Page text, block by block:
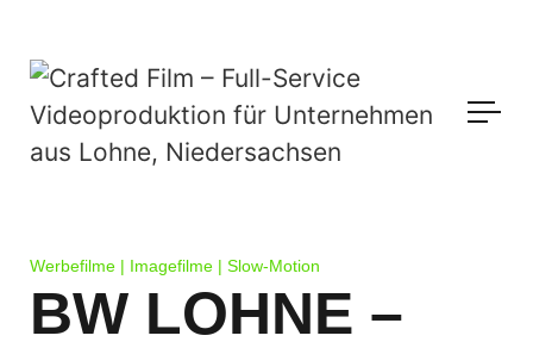
Werbefilme | Imagefilme | Slow-Motion
BW LOHNE –